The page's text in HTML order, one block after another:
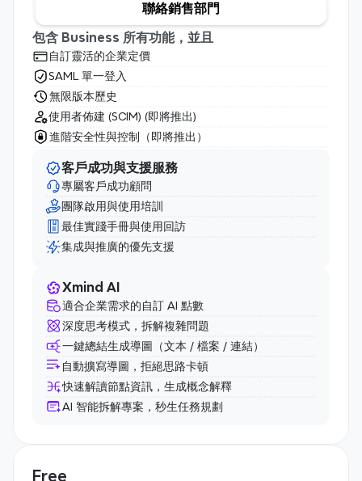
Free
聯絡銷售部門
包含 Business 所有功能，並且
自訂靈活的企業定價
SAML 單一登入
無限版本歷史
使用者佈建 (SCIM) (即將推出)
進階安全性與控制（即將推出）
客戶成功與支援服務
專屬客戶成功顧問
團隊啟用與使用培訓
最佳實踐手冊與使用回訪
集成與推廣的優先支援
Xmind AI
適合企業需求的自訂 AI 點數
深度思考模式，拆解複雜問題
一鍵總結生成導圖（文本 / 檔案 / 連結）
自動擴寫導圖，拒絕思路卡頓
快速解讀節點資訊，生成概念解釋
AI 智能拆解專案，秒生任務規劃